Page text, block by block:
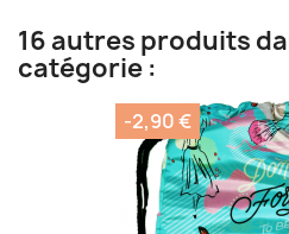
16 autres produits
catégorie :
-2,90 €